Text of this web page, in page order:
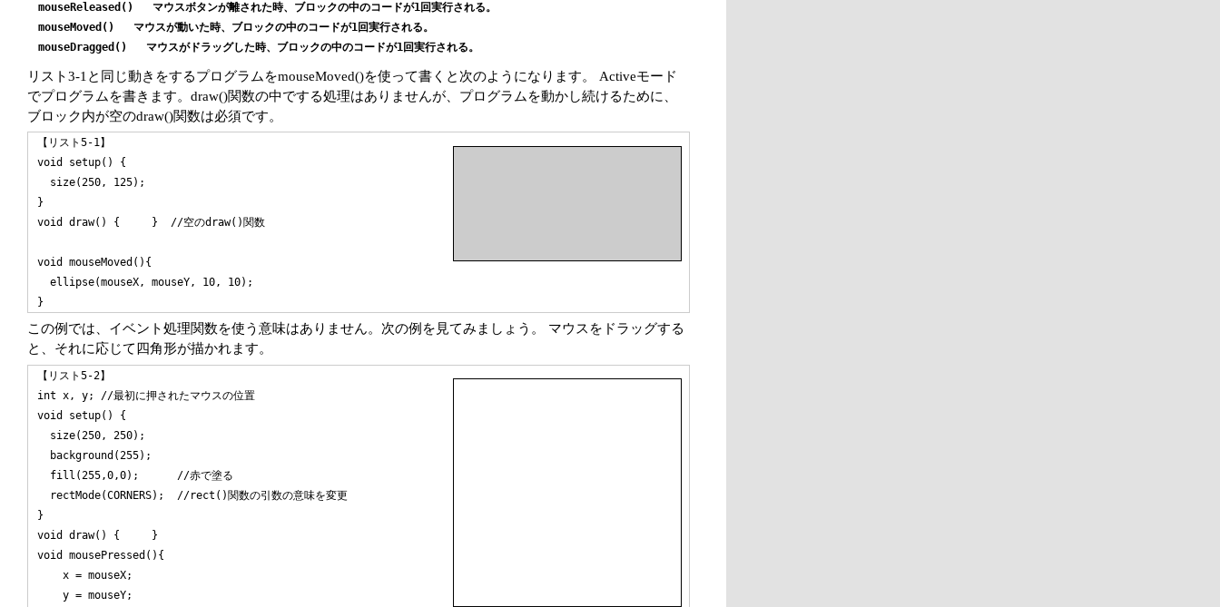
mouseReleased()   マウスボタンが離された時、ブロックの中のコードが1回実行される。
mouseMoved()   マウスが動いた時、ブロックの中のコードが1回実行される。
リスト3-1と同じ動きをするプログラムをmouseMoved()を使って書くと次のようになります。 Activeモード
でプログラムを書きます。draw()関数の中でする処理はありませんが、プログラムを動かし続けるために、
ブロック内が空のdraw()関数は必須です。
【リスト5-1】
void setup() {
  size(250, 125);
}
void draw() {     }  //空のdraw()関数
void mouseMoved(){
  ellipse(mouseX, mouseY, 10, 10);
この例では、イベント処理関数を使う意味はありません。次の例を見てみましょう。 マウスをドラッグする
と、それに応じて四角形が描かれます。
【リスト5-2】
int x, y; //最初に押されたマウスの位置
void setup() {
  size(250, 250);
  background(255);
  fill(255,0,0);      //赤で塗る
  rectMode(CORNERS);  //rect()関数の引数の意味を変更
}
void draw() {     }
void mousePressed(){
    x = mouseX;
    y = mouseY;